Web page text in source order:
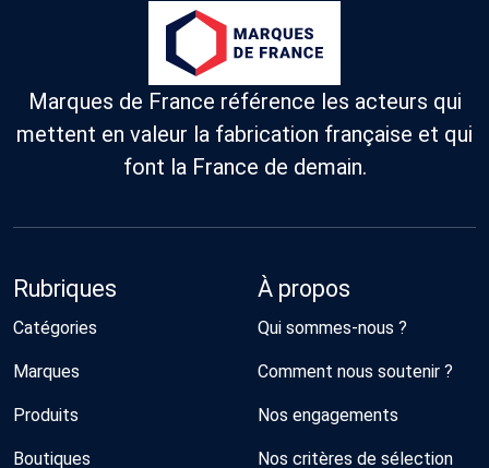
Marques de France référence les acteurs qui
mettent en valeur la fabrication française et qui
font la France de demain.
Rubriques
Catégories
Marques
Produits
Boutiques
À propos
Qui sommes-nous ?
Comment nous soutenir ?
Nos engagements
Nos critères de sélection